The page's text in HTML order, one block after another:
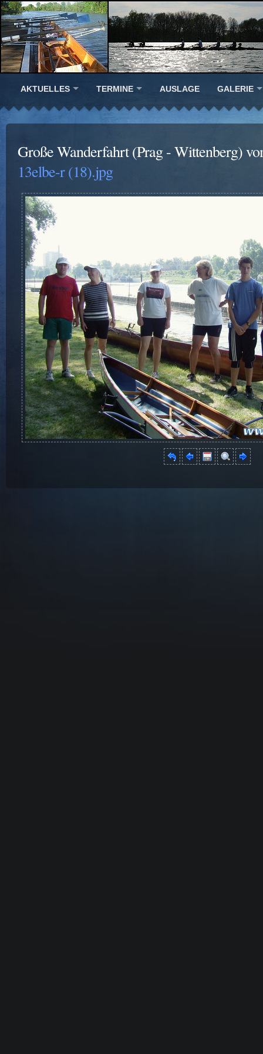
AKTUELLES TERMINE AUSLAGE GALERIE
Große Wanderfahrt (Prag - Wittenberg)
13elbe-r (18).jpg